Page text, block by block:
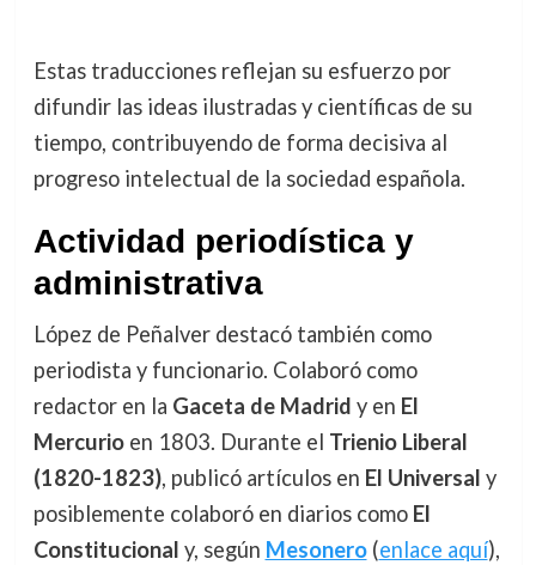
Estas traducciones reflejan su esfuerzo por
difundir las ideas ilustradas y científicas de su
tiempo, contribuyendo de forma decisiva al
progreso intelectual de la sociedad española.
Actividad periodística y
administrativa
López de Peñalver destacó también como
periodista y funcionario. Colaboró como
redactor en la Gaceta de Madrid y en El
Mercurioen 1803. Durante el Trienio Liberal
(1820-1823), publicó artículos en El Universal y
posiblemente colaboró en diarios como El
Constitucional y, según Mesonero(enlace aquí),